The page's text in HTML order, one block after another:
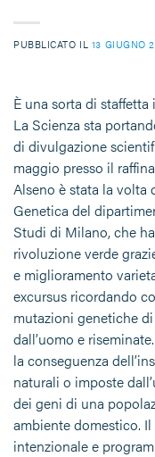
PUBBLICATO IL 13 GIUGNO
È una sorta di
La Scienza sta
di divulgazione
maggio presso il
Alseno è stata la volta
Genetica del
Studi di Milano, che
rivoluzione verde
e miglioramento
excursus ricordando
mutazioni genetiche
dall’uomo e
la conseguenza
naturali o imposte
dei geni di una
ambiente domestico.
intenzionale e